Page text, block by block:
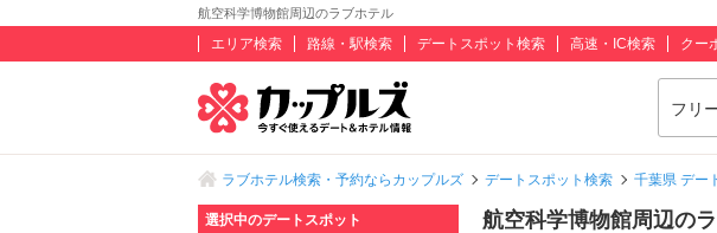
航空科学博物館周辺のラブホテル
エリア検索 路線・駅検索 デートスポット検索 高速・IC検索 クー
フリ
ラブホテル検索・予約ならカップルズ デートスポット検索 千葉県 デー
航空科学博物館周辺の
選択中のデートスポット